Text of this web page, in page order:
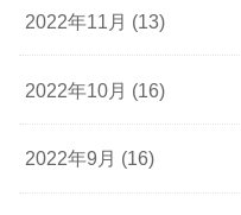
2022年11月 (13)
2022年10月 (16)
2022年9月 (16)